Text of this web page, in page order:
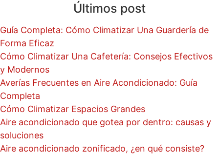
Últimos post
Guía Completa: Cómo Climatizar Una Guardería de
Forma Eficaz
Cómo Climatizar Una Cafetería: Consejos Efectivos
y Modernos
Averías Frecuentes en Aire Acondicionado: Guía
Completa
Cómo Climatizar Espacios Grandes
Aire acondicionado que gotea por dentro: causas y
soluciones
Aire acondicionado zonificado, ¿en qué consiste?